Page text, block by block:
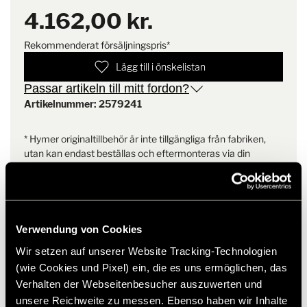
Verwendung von Cookies
Wir setzen auf unserer Website Tracking-Technologien
(wie Cookies und Pixel) ein, die es uns ermöglichen, das
Verhalten der Webseitenbesucher auszuwerten und
unsere Reichweite zu messen. Ebenso haben wir Inhalte
Alla klädseltyger är tillverkade av 100% polyester och är
utrustade med en glidande klädselfleece för enklare montering.
Dessutom är överdragen fodrade med 4 mm luftgenomsläppligt
skum på baksidan så att kroppsvärmen kan avledas bakåt, vilket
gör dem bekväma att använda även under långa resor.
Sömmarna är särskilt tätt sydda och dessutom förstärkta i
matchar hyttens interiör och smälter harmoniskt in i de bakre
sittgruppernas vardagsrum.
4.162,00 kr.
Rekommenderat försäljningspris*
Lägg till i önskelistan
Passar artikeln till mitt fordon?
Artikelnummer: 2579241
* Hymer originaltillbehör är inte tillgängliga från fabriken,
utan kan endast beställas och eftermonteras via din
Liknande produkter